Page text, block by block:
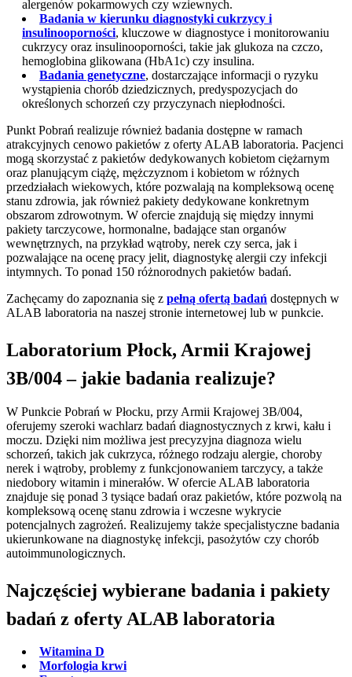
alergenów pokarmowych czy wziewnych.
Badania w kierunku diagnostyki cukrzycy i
insulinooporności, kluczowe w diagnostyce i monitorowaniu
cukrzycy oraz insulinooporności, takie jak glukoza na czczo,
hemoglobina glikowana (HbA1c) czy insulina.
Badania genetyczne, dostarczające informacji o ryzyku
wystąpienia chorób dziedzicznych, predyspozycjach do
określonych schorzeń czy przyczynach niepłodności.
Punkt Pobrań realizuje również badania dostępne w ramach
atrakcyjnych cenowo pakietów z oferty ALAB laboratoria. Pacjenci
mogą skorzystać z pakietów dedykowanych kobietom ciężarnym
oraz planującym ciążę, mężczyznom i kobietom w różnych
przedziałach wiekowych, które pozwalają na kompleksową ocenę
stanu zdrowia, jak również pakiety dedykowane konkretnym
obszarom zdrowotnym. W ofercie znajdują się między innymi
pakiety tarczycowe, hormonalne, badające stan organów
wewnętrznych, na przykład wątroby, nerek czy serca, jak i
pozwalające na ocenę pracy jelit, diagnostykę alergii czy infekcji
intymnych. To ponad 150 różnorodnych pakietów badań.
Zachęcamy do zapoznania się z pełną ofertą badań dostępnych w
ALAB laboratoria na naszej stronie internetowej lub w punkcie.
Laboratorium Płock, Armii Krajowej
3B/004 – jakie badania realizuje?
W Punkcie Pobrań w Płocku, przy Armii Krajowej 3B/004,
oferujemy szeroki wachlarz badań diagnostycznych z krwi, kału i
moczu. Dzięki nim możliwa jest precyzyjna diagnoza wielu
schorzeń, takich jak cukrzyca, różnego rodzaju alergie, choroby
nerek i wątroby, problemy z funkcjonowaniem tarczycy, a także
niedobory witamin i minerałów. W ofercie ALAB laboratoria
znajduje się ponad 3 tysiące badań oraz pakietów, które pozwolą na
kompleksową ocenę stanu zdrowia i wczesne wykrycie
potencjalnych zagrożeń. Realizujemy także specjalistyczne badania
ukierunkowane na diagnostykę infekcji, pasożytów czy chorób
autoimmunologicznych.
Najczęściej wybierane badania i pakiety
badań z oferty ALAB laboratoria
Witamina D
Morfologia krwi